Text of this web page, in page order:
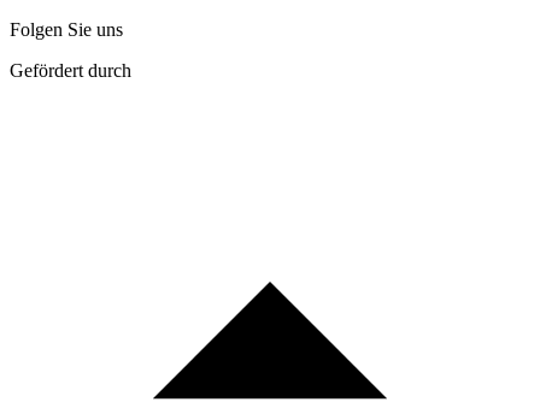
Folgen Sie uns
Gefördert durch